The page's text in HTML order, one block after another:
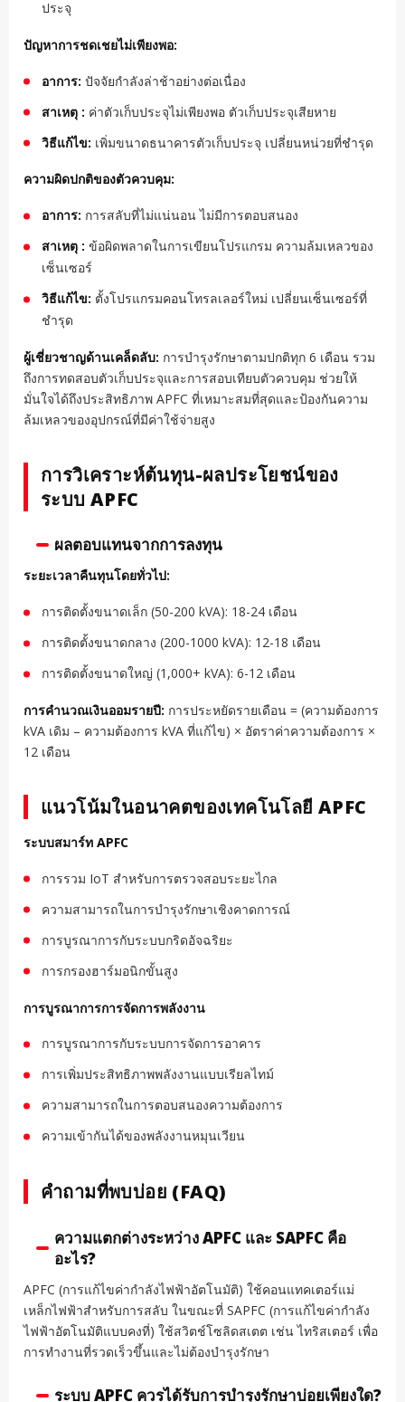
ประจุ
ปัญหาการชดเชยไม่เพียงพอ:
อาการ: ปัจจัยกำลังล่าช้าอย่างต่อเนื่อง
สาเหตุ : ค่าตัวเก็บประจุไม่เพียงพอ ตัวเก็บประจุเสียหาย
วิธีแก้ไข: เพิ่มขนาดธนาคารตัวเก็บประจุ เปลี่ยนหน่วยที่ชำรุด
ความผิดปกติของตัวควบคุม:
อาการ: การสลับที่ไม่แน่นอน ไม่มีการตอบสนอง
สาเหตุ : ข้อผิดพลาดในการเขียนโปรแกรม ความล้มเหลวของ
เซ็นเซอร์
วิธีแก้ไข: ตั้งโปรแกรมคอนโทรลเลอร์ใหม่ เปลี่ยนเซ็นเซอร์ที่
ชำรุด
ผู้เชี่ยวชาญด้านเคล็ดลับ: การบำรุงรักษาตามปกติทุก 6 เดือน รวม
ถึงการทดสอบตัวเก็บประจุและการสอบเทียบตัวควบคุม ช่วยให้
มั่นใจได้ถึงประสิทธิภาพ APFC ที่เหมาะสมที่สุดและป้องกันความ
ล้มเหลวของอุปกรณ์ที่มีค่าใช้จ่ายสูง
การวิเคราะห์ต้นทุน-ผลประโยชน์ของ
ระบบ APFC
ผลตอบแทนจากการลงทุน
ระยะเวลาคืนทุนโดยทั่วไป:
การติดตั้งขนาดเล็ก (50-200 kVA): 18-24 เดือน
การติดตั้งขนาดกลาง (200-1000 kVA): 12-18 เดือน
การติดตั้งขนาดใหญ่ (1,000+ kVA): 6-12 เดือน
การคำนวณเงินออมรายปี: การประหยัดรายเดือน = (ความต้องการ
kVA เดิม – ความต้องการ kVA ที่แก้ไข) × อัตราค่าความต้องการ ×
12 เดือน
แนวโน้มในอนาคตของเทคโนโลยี APFC
ระบบสมาร์ท APFC
การรวม IoT สำหรับการตรวจสอบระยะไกล
ความสามารถในการบำรุงรักษาเชิงคาดการณ์
การบูรณาการกับระบบกริดอัจฉริยะ
การกรองฮาร์มอนิกขั้นสูง
การบูรณาการการจัดการพลังงาน
การบูรณาการกับระบบการจัดการอาคาร
การเพิ่มประสิทธิภาพพลังงานแบบเรียลไทม์
ความสามารถในการตอบสนองความต้องการ
ความเข้ากันได้ของพลังงานหมุนเวียน
คำถามที่พบบ่อย (FAQ)
ความแตกต่างระหว่าง APFC และ SAPFC คือ
อะไร?
APFC (การแก้ไขค่ากำลังไฟฟ้าอัตโนมัติ) ใช้คอนแทคเตอร์แม่
เหล็กไฟฟ้าสำหรับการสลับ ในขณะที่ SAPFC (การแก้ไขค่ากำลัง
ไฟฟ้าอัตโนมัติแบบคงที่) ใช้สวิตช์โซลิดสเตต เช่น ไทริสเตอร์ เพื่อ
การทำงานที่รวดเร็วขึ้นและไม่ต้องบำรุงรักษา
ระบบ APFC ควรได้รับการบำรุงรักษาบ่อยเพียงใด?